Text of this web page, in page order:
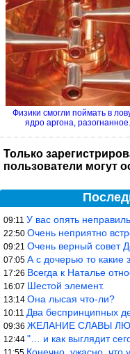
Физики смогли поймать в
ядро аргона,
Только
пользователи могут
09:11 У вас опять неправильно
22:50 Очень неприятно
09:21 Очень верный совет
07:05 А с дочерью то какие
17:26 Всегда к Наталье
16:07 Шестой элемент.
13:14 Она лысая что-ли?
10:11 Два беспринципных
09:36 ЖЕЛАНИЕ СЛАВЫ
12:44 "… и как выглядит